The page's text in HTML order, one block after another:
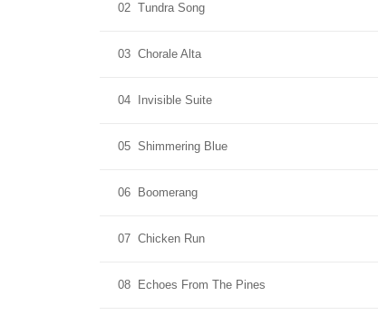
02 Tundra Song
03 Chorale Alta
04 Invisible Suite
05 Shimmering Blue
06 Boomerang
07 Chicken Run
08 Echoes From The Pines